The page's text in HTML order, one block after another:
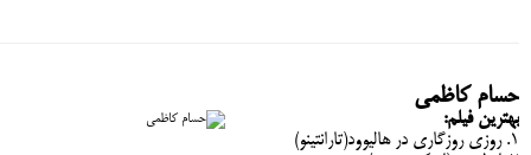
حسام کاظمی
بهترین فیلم:
1. روزی روزگاری در هالیوود(تارانتینو)